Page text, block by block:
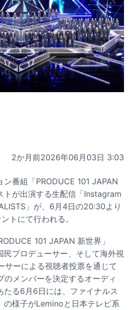
2か月前2026年06月03日 3:03
番組「PRODUCE 101 JAPAN
トが出演する生配信「Instagram
」が、6月4日の20:30より
トにて行われる。
101 JAPAN 新世界」
民プロデューサー、そして海外視
サーによる視聴者投票を通じて
のメンバーを決定するオーディ
たる6月6日には、ファイナルス
の様子がLeminoと日本テレビ系